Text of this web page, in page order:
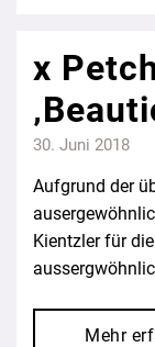
x
30. Juni 2018
Aufgrund der
Kientzler für
Mehr